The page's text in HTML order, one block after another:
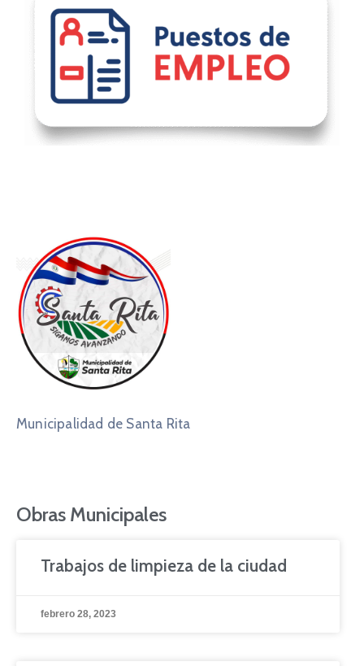
Municipalidad de Santa Rita
Obras Municipales
Trabajos de limpieza de la ciudad
febrero 28, 2023